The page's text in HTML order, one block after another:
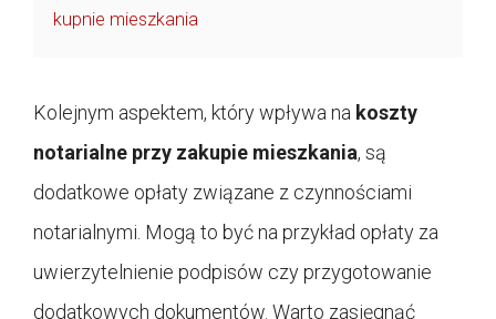
kupnie mieszkania
Kolejnym aspektem, który wpływa na koszty
notarialne przy zakupie mieszkania, są
dodatkowe opłaty związane z czynnościami
notarialnymi. Mogą to być na przykład opłaty za
uwierzytelnienie podpisów czy przygotowanie
dodatkowych dokumentów. Warto zasięgnąć